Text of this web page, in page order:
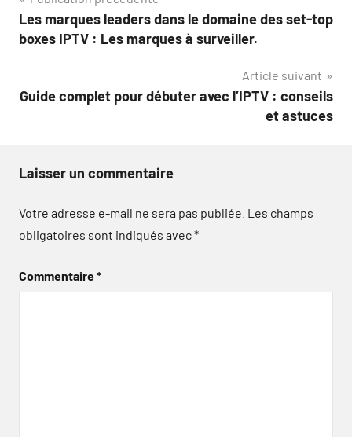
de
Les marques leaders dans le domaine des set-top
boxes IPTV : Les marques à surveiller.
Article suivant
Guide complet pour débuter avec l’IPTV : conseils
et astuces
Laisser un commentaire
Votre adresse e-mail ne sera pas publiée. Les champs
obligatoires sont indiqués avec*
Commentaire*